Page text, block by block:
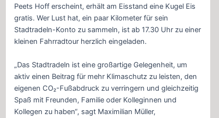
Peets Hoff erscheint, erhält am Eisstand eine Kugel Eis
gratis. Wer Lust hat, ein paar Kilometer für sein
Stadtradeln-Konto zu sammeln, ist ab 17.30 Uhr zu einer
kleinen Fahrradtour herzlich eingeladen.
„Das Stadtradeln ist eine großartige Gelegenheit, um
aktiv einen Beitrag für mehr Klimaschutz zu leisten, den
eigenen CO₂-Fußabdruck zu verringern und gleichzeitig
Spaß mit Freunden, Familie oder Kolleginnen und
Kollegen zu haben“, sagt Maximilian Müller,